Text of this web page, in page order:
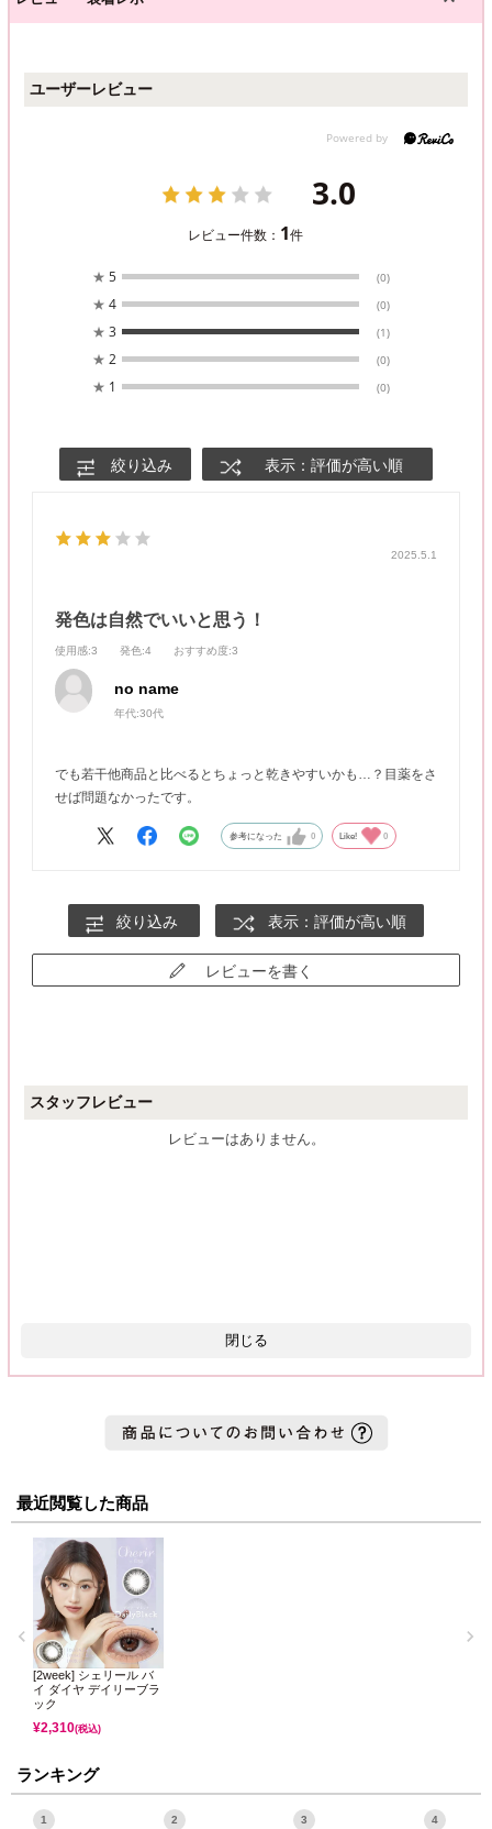
ユーザーレビュー
3.0
レビュー件数： 1件
★ 5 (0)
★ 4 (0)
★ 3 (1)
★ 2 (0)
★ 1 (0)
絞り込み 表示：評価が高い順
2025.5.1
発色は自然でいいと思う！
使用感:3 発色:4 おすすめ度:3
no name
年代:30代
でも若干他商品と比べるとちょっと乾きやすいかも…？目薬をさ
せば問題なかったです。
参考になった 0 Like! 0
絞り込み 表示：評価が高い順
レビューを書く
スタッフレビュー
レビューはありません。
閉じる
最近閲覧した商品
[2week] シェリール バ
イ ダイヤ デイリーブラ
ック
¥2,310(税込)
ランキング
1 2 3 4